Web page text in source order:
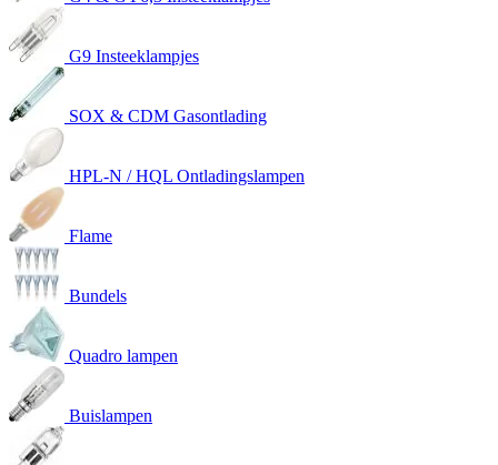
G9 Insteeklampjes
SOX & CDM Gasontlading
HPL-N / HQL Ontladingslampen
Flame
Bundels
Quadro lampen
Buislampen